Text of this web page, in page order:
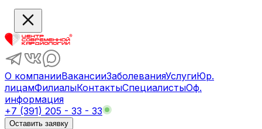
О компанииВакансииЗаболеванияУслугиЮр.
лицамФилиалыКонтактыСпециалистыОф.
информация
+7 (391) 205 - 33 - 33
Оставить заявку